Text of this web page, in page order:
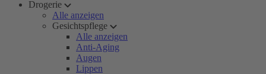
Drogerie
Alle anzeigen
Gesichtspflege
Alle anzeigen
Anti-Aging
Augen
Lippen